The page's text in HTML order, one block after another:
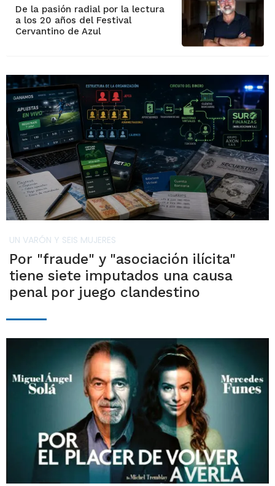
De la pasión radial por la lectura
a los 20 años del Festival
Cervantino de Azul
UN VARÓN Y SEIS MUJERES
Por "fraude" y "asociación ilícita"
tiene siete imputados una causa
penal por juego clandestino